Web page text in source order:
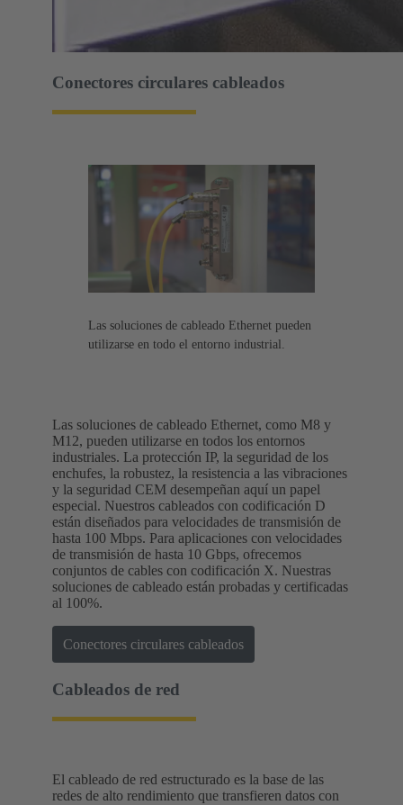
Conectores circulares cableados
Las soluciones de cableado Ethernet pueden
utilizarse en todo el entorno industrial.
Las soluciones de cableado Ethernet, como M8 y
M12, pueden utilizarse en todos los entornos
industriales. La protección IP, la seguridad de los
enchufes, la robustez, la resistencia a las vibraciones
y la seguridad CEM desempeñan aquí un papel
especial. Nuestros cableados con codificación D
están diseñados para velocidades de transmisión de
hasta 100 Mbps. Para aplicaciones con velocidades
de transmisión de hasta 10 Gbps, ofrecemos
conjuntos de cables con codificación X. Nuestras
soluciones de cableado están probadas y certificadas
al 100%.
Conectores circulares cableados
Cableados de red
El cableado de red estructurado es la base de las
redes de alto rendimiento que transfieren datos con